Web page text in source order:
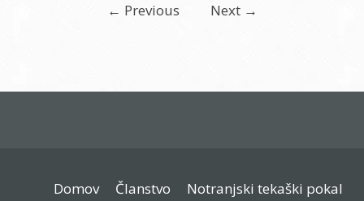
← Previous Next →
Domov Članstvo
Notranjski tekaški pokal